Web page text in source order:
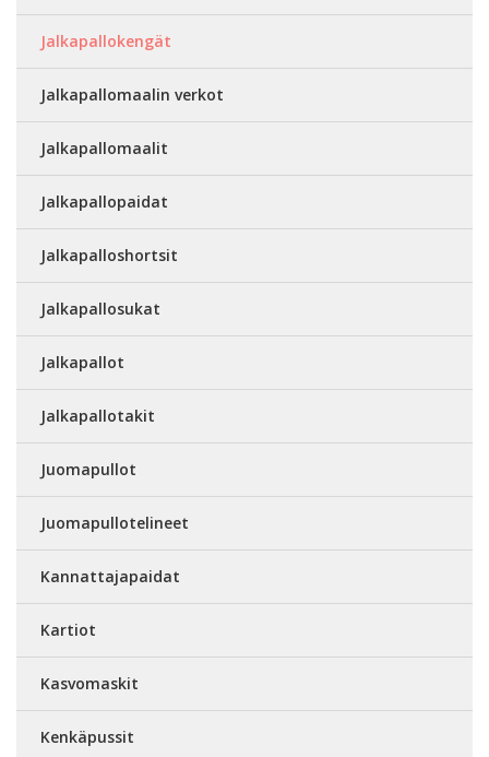
Jalkapallokengät
Jalkapallomaalin verkot
Jalkapallomaalit
Jalkapallopaidat
Jalkapalloshortsit
Jalkapallosukat
Jalkapallot
Jalkapallotakit
Juomapullot
Juomapullotelineet
Kannattajapaidat
Kartiot
Kasvomaskit
Kenkäpussit